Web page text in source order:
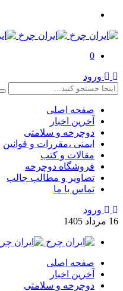
0
ورود
صفحه اصلی
آخرین اخبار
دوچرخه و سلامتی
ایمنی ،مقررات و قوانین
مقالات و کتب
فروشگاه دوچرخه
تصاویر و مطالب جالب
تماس با ما
ورود
16 مرداد 1405
صفحه اصلی
آخرین اخبار
دوچرخه و سلامتی